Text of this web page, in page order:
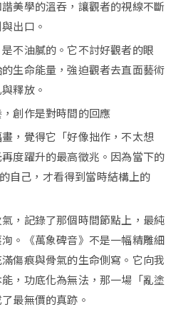
美學的溫吞，讓觀者的視線不斷
出口。
不油膩的。它不討好觀者的眼
生命能量，強迫觀者去直面藝術
釋放。
創作是對時間的回應
，覺得它「好像拙作，不太想
度躍升的最高徵兆。因為當下的
自己，才看得到當時結構上的
，記錄了那個時間節點上，最純
。《萬象碑音》不是一幅精雕細
傷痕與骨氣的生命側寫。它向我
，功底化為無法，那一場「亂塗
最無價的真跡。